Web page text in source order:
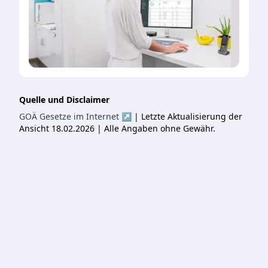
Quelle und Disclaimer
GOÄ Gesetze im Internet ↗ | Letzte Aktualisierung der
Ansicht 18.02.2026 | Alle Angaben ohne Gewähr.